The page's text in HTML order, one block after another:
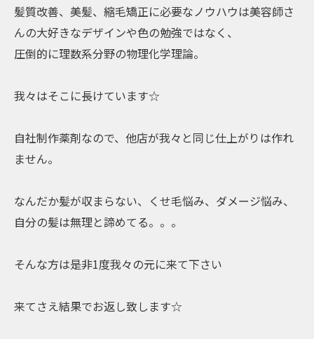
⁡髪質改善、美髪、縮毛矯正に必要なノウハウは美容師さ
んの大好きなデザインや色の勉強ではなく、⁡
⁡圧倒的に理数系分野の物理化学理論。⁡
⁡我々はそこに長けています☆
⁡自社制作薬剤なので、他店が我々と同じ仕上がりは作れ
ません。⁡
なんだか髪が収まらない、⁡くせ毛悩み、ダメージ悩み、
自分の髪は無理と諦めてる。。。⁡
そんな方は是非1度我々の元に来て下さい⁡
⁡来てさえ結果でお返し致します☆⁡⁡⁡